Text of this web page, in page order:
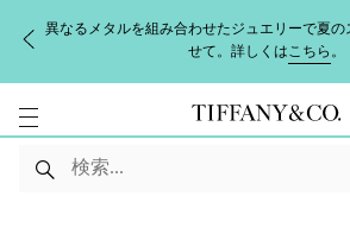
異なるメタルを組み合わせたジュエリーで夏の
せて。詳しくはこちら 。